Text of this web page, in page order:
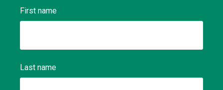
First name
Last name